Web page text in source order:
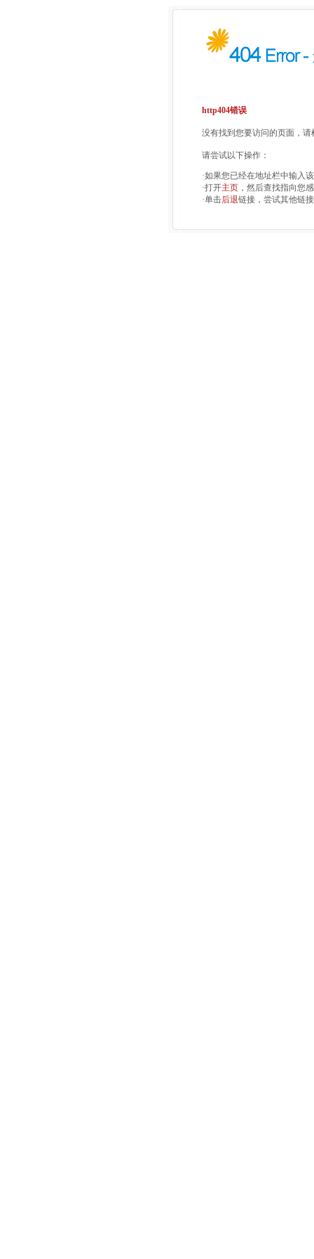
http404错误
没有找到您要访问的页面，
请尝试以下操作：
·如果您已经在地址栏中输入
·打开主页 ，然后查找指向您
·单击后退链接，尝试其他链